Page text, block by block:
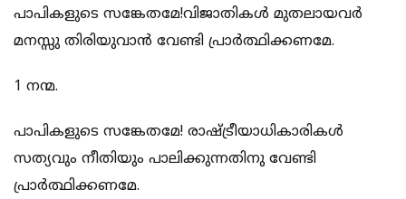
പാപികളുടെ സങ്കേതമേ!വിജാതികള്‍ മുതലായവര്‍
മനസ്സു തിരിയുവാന്‍ വേണ്ടി പ്രാര്‍ത്ഥിക്കണമേ.
1 നന്മ.
പാപികളുടെ സങ്കേതമേ! രാഷ്ട്രീയാധികാരികള്‍
സത്യവും നീതിയും പാലിക്കുന്നതിനു വേണ്ടി
പ്രാര്‍ത്ഥിക്കണമേ.